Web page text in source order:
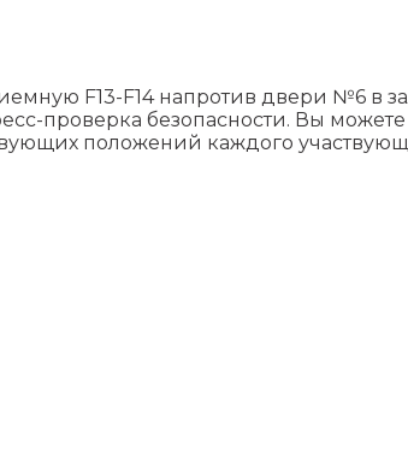
F13-F14 напротив двери №6 в
проверка безопасности. Вы
положений каждого